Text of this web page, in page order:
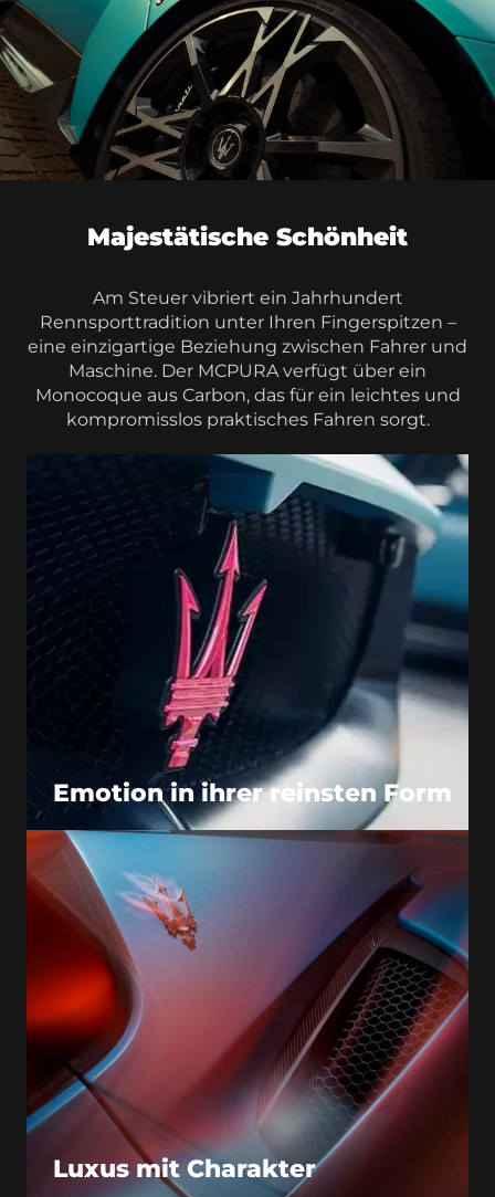
Majestätische Schönheit
Am Steuer vibriert ein Jahrhundert
Rennsporttradition unter Ihren Fingerspitzen –
eine einzigartige Beziehung zwischen Fahrer und
Maschine. Der MCPURA verfügt über ein
Monocoque aus Carbon, das für ein leichtes und
kompromisslos praktisches Fahren sorgt.
Emotion in ihrer reinsten Form
Luxus mit Charakter